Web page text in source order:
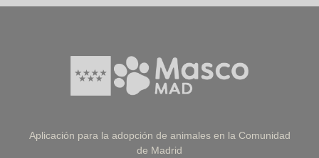
Aplicación para la adopción de animales en la Comunidad
de Madrid